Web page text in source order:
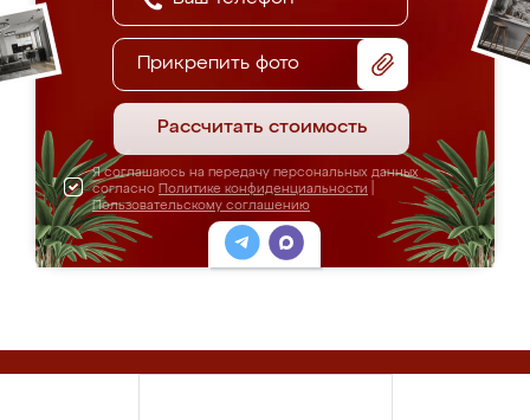
Прикрепить фото
Рассчитать стоимость
Я соглашаюсь на передачу персональных данных
согласно Политике конфиденциальности
Пользовательскому соглашению